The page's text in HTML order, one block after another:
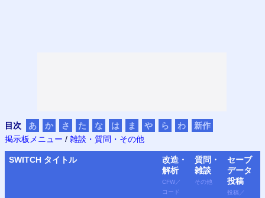
目次 あ か さ た な は ま や ら わ
新作
掲示板メニュー / 雑談・質問・その他
SWITCH タイトル
改造・
解析
CFW ／
コード
質問・
雑談
その他
セーブ
データ
投稿
投稿 ／